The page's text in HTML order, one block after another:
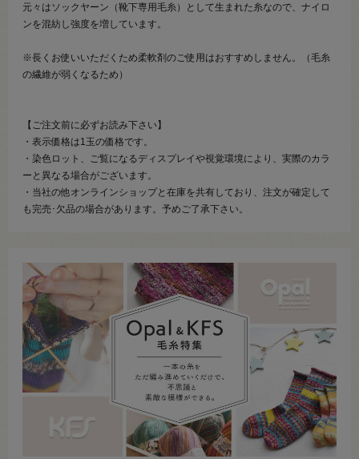
元々はソックヤーン（靴下専用毛糸）として生まれた糸なので、ナイロ
ンを混紡し強度を増しています。
※長くお使いいただくため柔軟剤のご使用はおすすめしません。（毛糸
の繊維が弱くなるため）
【ご注文前に必ずお読み下さい】
・表示価格は1玉の価格です。
・染色ロット、ご覧になるディスプレイや視覚環境により、実際のカラ
ーと異なる場合がございます。
・当社の他オンラインショップと在庫を共有しており、注文が確定して
も完売･欠品の場合があります。予めご了承下さい。